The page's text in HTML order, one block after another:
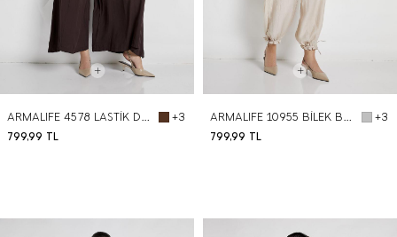
ARMALIFE 4578 LASTİK DETAYLI PİLELİ DÖKÜMLÜ VISKON KADIN PANTOLON
+3
799,99 TL
ARMALIFE 10955 BİLEK BAĞLAMA DETAYLI RAHAT KALIP BELİ LASTİKLİ KADIN PANTOLON
+3
799,99 TL